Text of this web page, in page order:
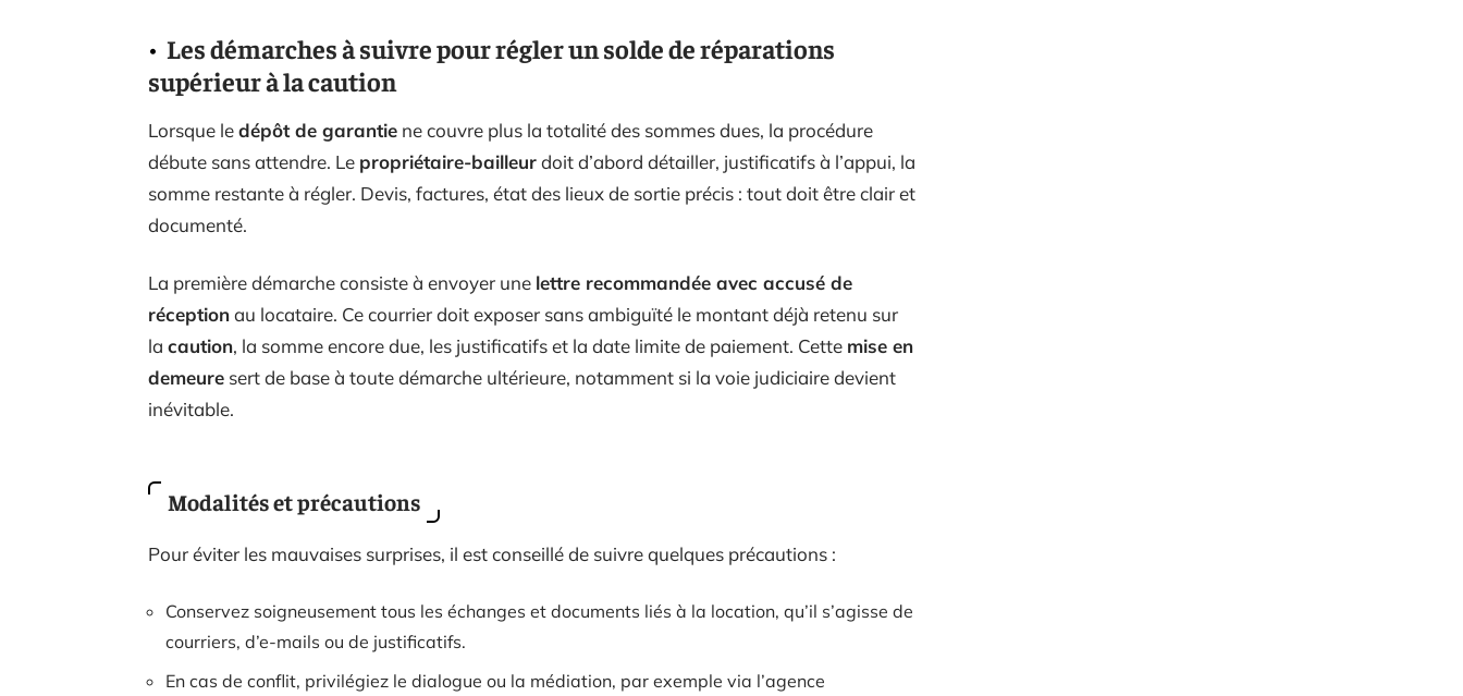
Les démarches à suivre pour régler un solde de réparations
supérieur à la caution
Lorsque ledépôt de garantie ne couvre plus la totalité des sommes dues, la procédure
débute sans attendre. Le propriétaire-bailleurdoit d’abord détailler, justificatifs à l’appui, la
somme restante à régler. Devis, factures, état des lieux de sortie précis : tout doit être clair et
documenté.
La première démarche consiste à envoyer une lettre recommandée avec accusé de
réceptionau locataire. Ce courrier doit exposer sans ambiguïté le montant déjà retenu sur
la caution, la somme encore due, les justificatifs et la date limite de paiement. Cette mise en
demeure sert de base à toute démarche ultérieure, notamment si la voie judiciaire devient
inévitable.
Modalités et précautions
Pour éviter les mauvaises surprises, il est conseillé de suivre quelques précautions :
Conservez soigneusement tous les échanges et documents liés à la location, qu’il s’agisse de
courriers, d’e-mails ou de justificatifs.
En cas de conflit, privilégiez le dialogue ou la médiation, par exemple via l’agence